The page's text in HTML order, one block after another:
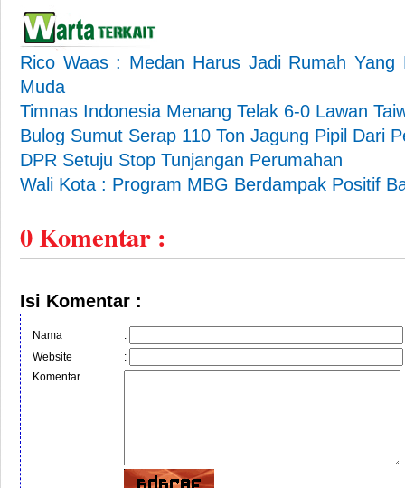
Rico Waas : Medan Harus Jadi Rumah Yang
Muda
Timnas Indonesia Menang Telak 6-0 Lawan
Bulog Sumut Serap 110 Ton Jagung Pipil Dari
DPR Setuju Stop Tunjangan Perumahan
Wali Kota : Program MBG Berdampak Positif
0Komentar :
Isi Komentar :
Nama
:
Website
:
Komentar